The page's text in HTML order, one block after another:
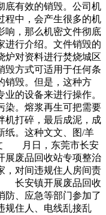
底有效的销毁。公司机
程中，会产生很多的机
响，那么机密文件彻底
进行介绍。文件销毁的
炉对资料进行焚烧城区
毁方式可适用于任何条
销毁。但是，这种方
的设备来进行操作。
染。熔浆再生可把需要
机打碎，最后成泥，成
纸。这种文文、图/羊
文 月日，东莞市长安
展废品回收站专项整治
，对间违规住人房间责
长安镇开展废品回收
、应急等部门参加了
规住人、电线乱接乱